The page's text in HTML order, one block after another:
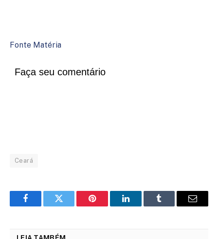
Fonte Matéria
Faça seu comentário
Ceará
FacebookTwitter Pinterest LinkedInTumblr Email